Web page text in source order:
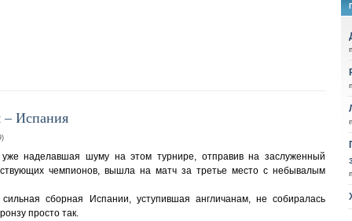
– Испания
уже наделавшая шуму на этом турнире, отправив на заслуженный
чемпионов, вышла на матч за третье место с небывалым
сборная Испании, уступившая англичанам, не собиралась
просто так.